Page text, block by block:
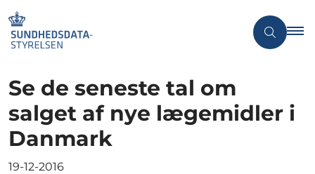
Se de seneste tal om
salget af nye lægemidler i
Danmark
19-12-2016